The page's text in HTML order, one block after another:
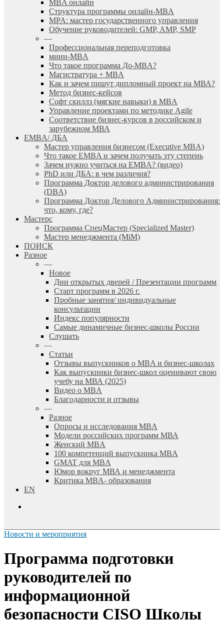
MBA онлайн
Cтруктура программы онлайн-MBA
MPA: мастер государственного управления
Обучение руководителей: GMP, AMP, SMP
—
Профессиональная переподготовка
мини-MBA
Что такое программа До-MBA?
Магистратура + MBA
Как и зачем пишут дипломный проект на МВА?
Метод бизнес-кейсов
Софт скиллз (мягкие навыки) в MBA
Управление проектами по методике Agile
Соответствие бизнес-курсов в российском и
зарубежном МВА
EMBA/ ДБA
Мастер управления бизнесом (Executive MBA)
Что такое EMBA и зачем получать эту степень
Зачем нужно учиться на EMBA? (видео)
PhD или ДБА: в чем различия?
Программа Доктор делового администрирования
(DBА)
Программа Доктор Делового Администрирования:
что, кому, где?
Мастерс
Программа СпецМастер (Specialized Master)
Мастер менеджмента (MiM)
ПОИСК
Разное
—
Новое
Дни открытых дверей / Презентации программ
Старт программ в 2026 г.
Пробные занятия/ индивидуальные
консультации
Индекс популярности
Самые динамичные бизнес-школы России
Слушать
—
Статьи
Отзывы выпускников о MBA и бизнес-школах
Как выпускники бизнес-школ оценивают свою
учебу на МВА (2025)
Видео о MBA
Благодарности и отзывы
—
Разное
Опросы и исследования MBA
Модели российских программ МВА
Женский MBA
100 компетенций выпускника MBA
GMAT для MBA
Юмор вокруг МВА и менеджмента
Критика MBA- образования
EN
Новости и мероприятия
Программа подготовки
руководителей по
информационной
безопасности CISO Школы